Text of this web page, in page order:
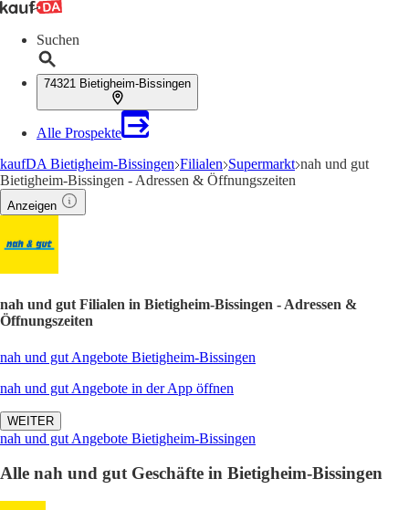
Suchen
74321 Bietigheim-Bissingen
Alle Prospekte
kaufDA Bietigheim-Bissingen Filialen Supermarkt nah und gut
Bietigheim-Bissingen - Adressen & Öffnungszeiten
Anzeigen
nah und gut Filialen in Bietigheim-Bissingen - Adressen &
Öffnungszeiten
nah und gut Angebote Bietigheim-Bissingen
nah und gut Angebote in der App öffnen
WEITER
nah und gut Angebote Bietigheim-Bissingen
Alle nah und gut Geschäfte in Bietigheim-Bissingen